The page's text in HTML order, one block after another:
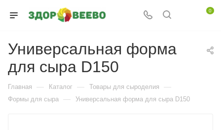
0
Универсальная форма
для сыра D150
Главная — Каталог — Товары для сыроделия —
Формы для сыра — Универсальная форма для сыра D150